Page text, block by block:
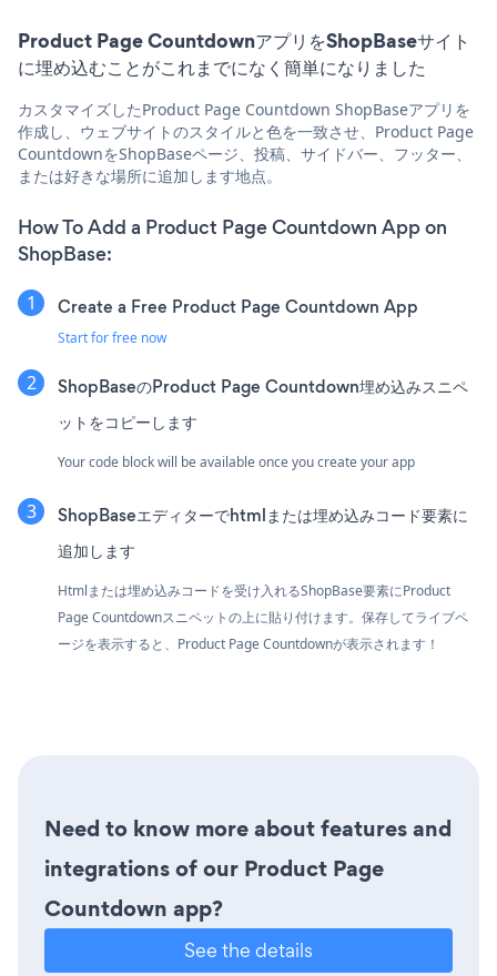
Product Page CountdownアプリをShopBaseサイト
に埋め込むことがこれまでになく簡単になりました
カスタマイズしたProduct Page Countdown ShopBaseアプリを
作成し、ウェブサイトのスタイルと色を一致させ、Product Page
CountdownをShopBaseページ、投稿、サイドバー、フッター、
または好きな場所に追加します地点。
How To Add a Product Page Countdown App on
ShopBase:
Create a Free Product Page Countdown App
Start for free now
ShopBaseのProduct Page Countdown埋め込みスニペ
ットをコピーします
Your code block will be available once you create your app
ShopBaseエディターでhtmlまたは埋め込みコード要素に
追加します
Htmlまたは埋め込みコードを受け入れるShopBase要素にProduct
Page Countdownスニペットの上に貼り付けます。保存してライブペ
ージを表示すると、Product Page Countdownが表示されます！
Need to know more about features and
integrations of our Product Page
Countdown app?
See the details